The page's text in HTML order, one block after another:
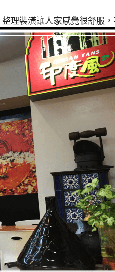
理裝潢讓人家感覺很舒服